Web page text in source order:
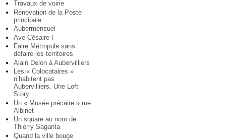
Travaux de voirie
Rénovation de la Poste
principale
Aubermensuel
Ave Césaire !
Faire Métropole sans
défaire les territoires
Alain Delon à Aubervilliers
Les « Colocataires »
n’habitent pas
Aubervilliers. Une Loft
Story...
Un « Musée précaire » rue
Albinet
Un square au nom de
Thierry Saganta
Quand la ville bouge